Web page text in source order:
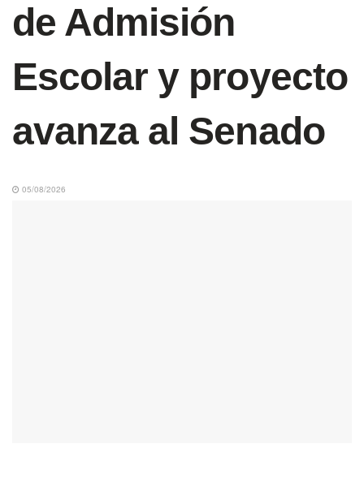
de Admisión
Escolar y proyecto
avanza al Senado
05/08/2026